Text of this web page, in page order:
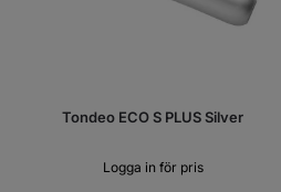
Tondeo ECO S PLUS Silver
Logga in för pris